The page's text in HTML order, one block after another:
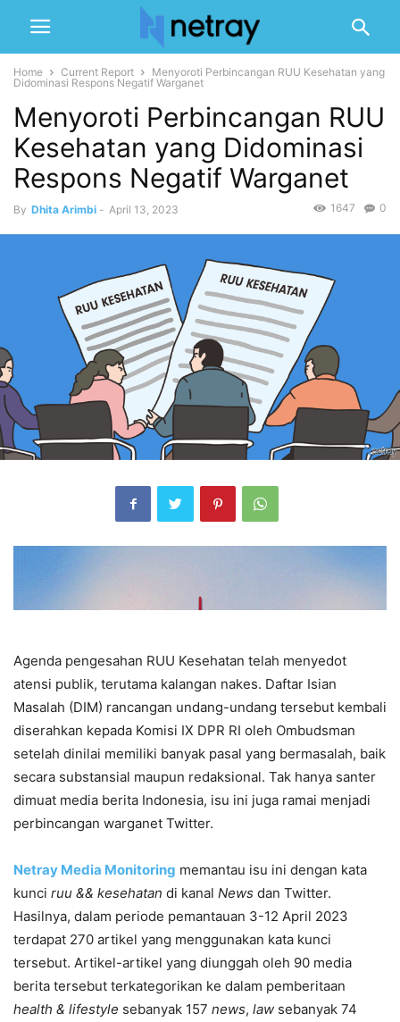
Home Current Report
Menyoroti Perbincangan RUU Kesehatan yang
Didominasi Respons Negatif Warganet
Menyoroti Perbincangan RUU
Kesehatan yang Didominasi
Respons Negatif Warganet
By Dhita Arimbi - April 13, 2023 0
1647
Agenda pengesahan RUU Kesehatan telah menyedot
atensi publik, terutama kalangan nakes. Daftar Isian
Masalah (DIM) rancangan undang-undang tersebut kembali
diserahkan kepada Komisi IX DPR RI oleh Ombudsman
setelah dinilai memiliki banyak pasal yang bermasalah, baik
secara substansial maupun redaksional. Tak hanya santer
dimuat media berita Indonesia, isu ini juga ramai menjadi
perbincangan warganet Twitter.
Netray Media Monitoring memantau isu ini dengan kata
kunci ruu && kesehatan di kanal News dan Twitter.
Hasilnya, dalam periode pemantauan 3-12 April 2023
terdapat 270 artikel yang menggunakan kata kunci
tersebut. Artikel-artikel yang diunggah oleh 90 media
berita tersebut terkategorikan ke dalam pemberitaan
health & lifestyle sebanyak 157 news, law sebanyak 74